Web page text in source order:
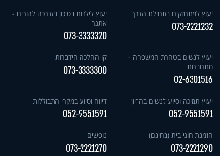
יעוץ למתחזקים בתחילת הדרך
073-2221232
יעוץ לילדות בסיכון והדרכה להורים -
אתגר
073-3333320
יעוץ לנשים בטהרת המשפחה -
מתחברות
02-6301516
קו ההלכה הידברות
073-3333300
יעוץ תמיכה וסיוע לנשים בהריון
052-9551591
דיווח וסיוע במקרי התבוללות
052-9551591
הזמנת חוגי בית (בחינם)
073-2221290
נופשים
073-2221270